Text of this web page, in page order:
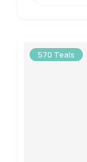
570 Teals